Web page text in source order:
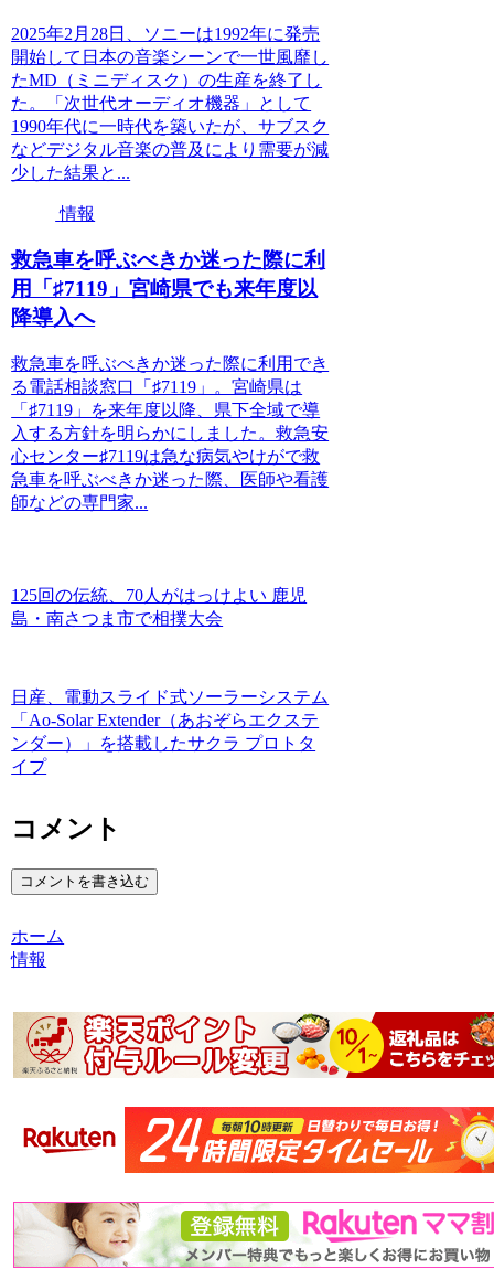
2025年2月28日、ソニーは1992年に発売
開始して日本の音楽シーンで一世風靡し
たMD（ミニディスク）の生産を終了し
た。「次世代オーディオ機器」として
1990年代に一時代を築いたが、サブスク
などデジタル音楽の普及により需要が減
少した結果と...
情報
救急車を呼ぶべきか迷った際に利
用「♯7119」宮崎県でも来年度以
降導入へ
救急車を呼ぶべきか迷った際に利用でき
る電話相談窓口「♯7119」。宮崎県は
「♯7119」を来年度以降、県下全域で導
入する方針を明らかにしました。救急安
心センター♯7119は急な病気やけがで救
急車を呼ぶべきか迷った際、医師や看護
師などの専門家...
125回の伝統、70人がはっけよい 鹿児
島・南さつま市で相撲大会
日産、電動スライド式ソーラーシステム
「Ao-Solar Extender（あおぞらエクステ
ンダー）」を搭載したサクラ プロトタ
イプ
コメント
コメントを書き込む
ホーム
情報